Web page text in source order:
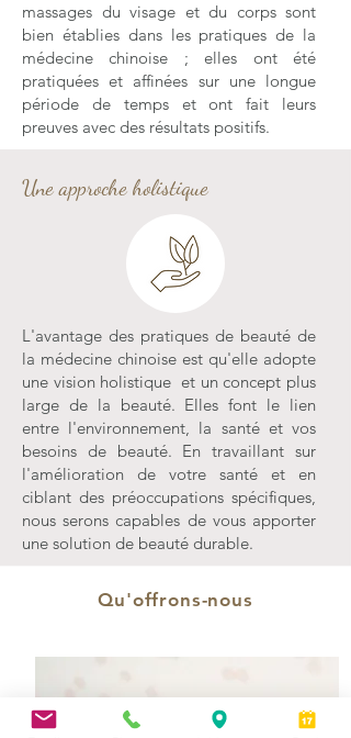
massages du visage et du corps sont
bien établies dans les pratiques de la
médecine chinoise ; elles ont été
pratiquées et affinées sur une longue
période de temps et ont fait leurs
preuves avec des résultats positifs.
Une approche holistique
L'avantage des pratiques de beauté de
la médecine chinoise est qu'elle adopte
une vision holistique et un concept plus
large de la beauté. Elles font le lien
entre l'environnement, la santé et vos
besoins de beauté. En travaillant sur
l'amélioration de votre santé et en
ciblant des préoccupations spécifiques,
nous serons capables de vous apporter
une solution de beauté durable.
Qu'offrons-nous